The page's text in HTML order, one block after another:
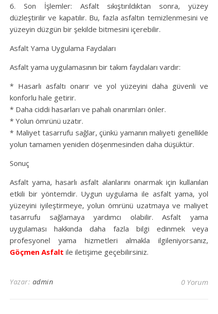
6. Son İşlemler: Asfalt sıkıştırıldıktan sonra, yüzey
düzleştirilir ve kapatılır. Bu, fazla asfaltın temizlenmesini ve
yüzeyin düzgün bir şekilde bitmesini içerebilir.
Asfalt Yama Uygulama Faydaları
Asfalt yama uygulamasının bir takım faydaları vardır:
* Hasarlı asfaltı onarır ve yol yüzeyini daha güvenli ve
konforlu hale getirir.
* Daha ciddi hasarları ve pahalı onarımları önler.
* Yolun ömrünü uzatır.
* Maliyet tasarrufu sağlar, çünkü yamanın maliyeti genellikle
yolun tamamen yeniden döşenmesinden daha düşüktür.
Sonuç
Asfalt yama, hasarlı asfalt alanlarını onarmak için kullanılan
etkili bir yöntemdir. Uygun uygulama ile asfalt yama, yol
yüzeyini iyileştirmeye, yolun ömrünü uzatmaya ve maliyet
tasarrufu sağlamaya yardımcı olabilir. Asfalt yama
uygulaması hakkında daha fazla bilgi edinmek veya
profesyonel yama hizmetleri almakla ilgileniyorsanız,
Göçmen Asfalt ile iletişime geçebilirsiniz.
Yazar: admin 0 Yorum